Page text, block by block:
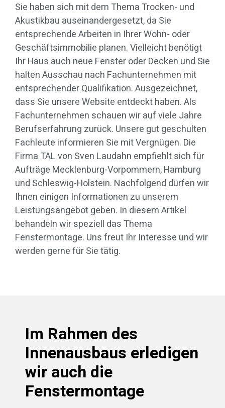
Sie haben sich mit dem Thema Trocken- und
Akustikbau auseinandergesetzt, da Sie
entsprechende Arbeiten in Ihrer Wohn- oder
Geschäftsimmobilie planen. Vielleicht benötigt
Ihr Haus auch neue Fenster oder Decken und Sie
halten Ausschau nach Fachunternehmen mit
entsprechender Qualifikation. Ausgezeichnet,
dass Sie unsere Website entdeckt haben. Als
Fachunternehmen schauen wir auf viele Jahre
Berufserfahrung zurück. Unsere gut geschulten
Fachleute informieren Sie mit Vergnügen. Die
Firma TAL von Sven Laudahn empfiehlt sich für
Aufträge Mecklenburg-Vorpommern, Hamburg
und Schleswig-Holstein. Nachfolgend dürfen wir
Ihnen einigen Informationen zu unserem
Leistungsangebot geben. In diesem Artikel
behandeln wir speziell das Thema
Fenstermontage. Uns freut Ihr Interesse und wir
werden gerne für Sie tätig.
Im Rahmen des
Innenausbaus erledigen
wir auch die
Fenstermontage